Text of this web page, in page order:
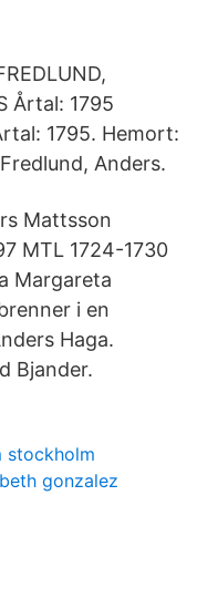
Årtal: 1795
1795. Hemort:
Anders.
Mattsson
MTL 1724-1730
Margareta
i en
Haga.
Bjander.
stockholm
gonzalez